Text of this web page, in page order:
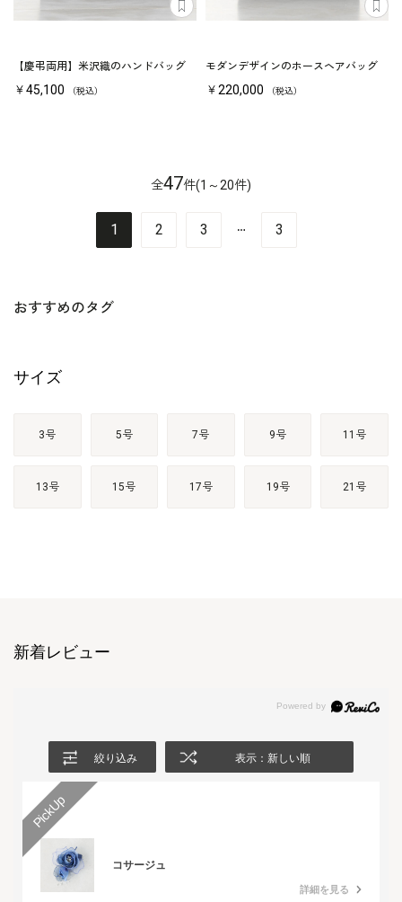
【慶弔両用】米沢織のハンドバッグ
￥45,100 （税込）
モダンデザインのホースヘアバッグ
￥220,000 （税込）
全47件(1～20件)
1 2 3 3
おすすめのタグ
サイズ
3号 5号 7号 9号 11号
13号 15号 17号 19号 21号
新着レビュー
絞り込み 表示：新しい順
コサージュ
詳細を見る